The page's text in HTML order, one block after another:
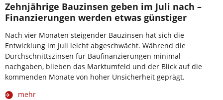
Zehnjährige Bauzinsen geben im Juli nach –
Finanzierungen werden etwas günstiger
Nach vier Monaten steigender Bauzinsen hat sich die
Entwicklung im Juli leicht abgeschwächt. Während die
Durchschnittszinsen für Baufinanzierungen minimal
nachgaben, blieben das Marktumfeld und der Blick auf die
kommenden Monate von hoher Unsicherheit geprägt.
mehr